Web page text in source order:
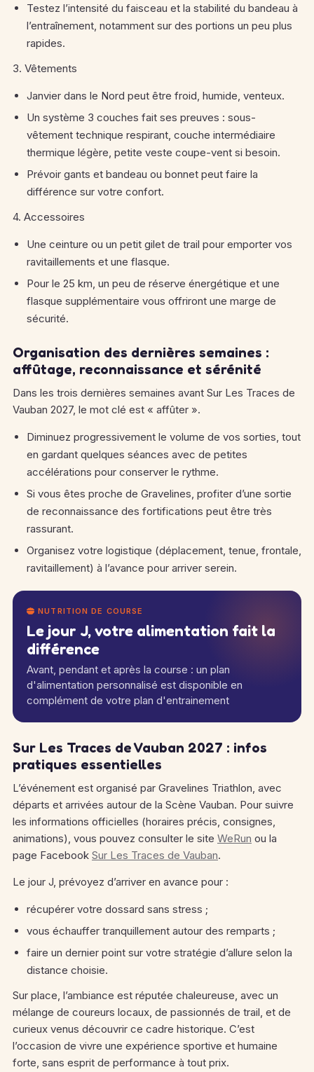
Testez l’intensité du faisceau et la stabilité du bandeau à
l’entraînement, notamment sur des portions un peu plus
rapides.
3. Vêtements
Janvier dans le Nord peut être froid, humide, venteux.
Un système 3 couches fait ses preuves : sous-
vêtement technique respirant, couche intermédiaire
thermique légère, petite veste coupe-vent si besoin.
Prévoir gants et bandeau ou bonnet peut faire la
différence sur votre confort.
4. Accessoires
Une ceinture ou un petit gilet de trail pour emporter vos
ravitaillements et une flasque.
Pour le 25 km, un peu de réserve énergétique et une
flasque supplémentaire vous offriront une marge de
sécurité.
Organisation des dernières semaines :
affûtage, reconnaissance et sérénité
Dans les trois dernières semaines avant Sur Les Traces de
Vauban 2027, le mot clé est « affûter ».
Diminuez progressivement le volume de vos sorties, tout
en gardant quelques séances avec de petites
accélérations pour conserver le rythme.
Si vous êtes proche de Gravelines, profiter d’une sortie
de reconnaissance des fortifications peut être très
rassurant.
Organisez votre logistique (déplacement, tenue, frontale,
ravitaillement) à l’avance pour arriver serein.
NUTRITION DE COURSE
Le jour J, votre alimentation fait la
différence
Avant, pendant et après la course : un plan
d'alimentation personnalisé est disponible en
complément de votre plan d'entrainement
Sur Les Traces de Vauban 2027 : infos
pratiques essentielles
L’événement est organisé par Gravelines Triathlon, avec
départs et arrivées autour de la Scène Vauban. Pour suivre
les informations officielles (horaires précis, consignes,
animations), vous pouvez consulter le site WeRun ou la
page Facebook Sur Les Traces de Vauban.
Le jour J, prévoyez d’arriver en avance pour :
récupérer votre dossard sans stress ;
vous échauffer tranquillement autour des remparts ;
faire un dernier point sur votre stratégie d’allure selon la
distance choisie.
Sur place, l’ambiance est réputée chaleureuse, avec un
mélange de coureurs locaux, de passionnés de trail, et de
curieux venus découvrir ce cadre historique. C’est
l’occasion de vivre une expérience sportive et humaine
forte, sans esprit de performance à tout prix.